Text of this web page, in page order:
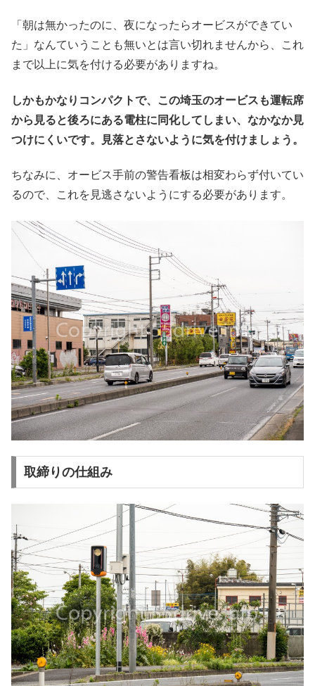
「朝は無かったのに、夜になったらオービスができてい
た」なんていうことも無いとは言い切れませんから、これ
まで以上に気を付ける必要がありますね。
しかもかなりコンパクトで、この埼玉のオービスも運転席
から見ると後ろにある電柱に同化してしまい、なかなか見
つけにくいです。見落とさないように気を付けましょう。
ちなみに、オービス手前の警告看板は相変わらず付いてい
るので、これを見逃さないようにする必要があります。
取締りの仕組み